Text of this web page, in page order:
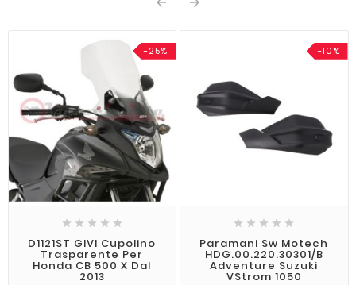
-25%
    
D1121ST GIVI Cupolino
Trasparente Per
Honda CB 500 X Dal
2013
-10%
    
Paramani Sw Motech
HDG.00.220.30301/B
Adventure Suzuki
VStrom 1050